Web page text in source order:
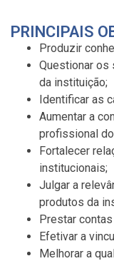
PRINCIPAIS
Produzir
Questionar os
da instituição;
Identificar as
Aumentar a
profissional
Fortalecer
institucionais;
Julgar a
produtos da
Prestar
Efetivar a
Melhorar a